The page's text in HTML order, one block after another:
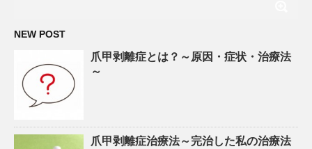
NEW POST
爪甲剥離症とは？～原因・症状・治療法
～
爪甲剥離症治療法～完治した私の治療法